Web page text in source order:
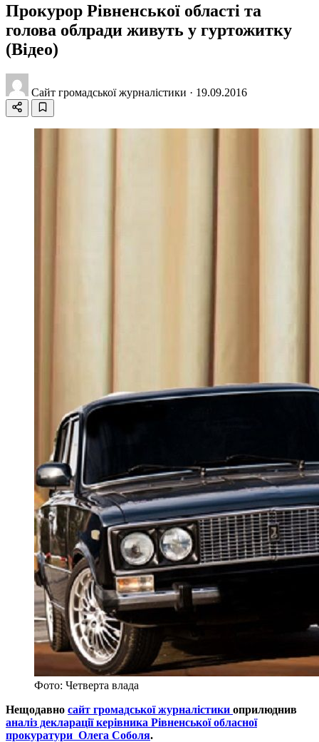
Прокурор Рівненської області та
голова облради живуть у гуртожитку
(Відео)
Сайт громадської журналістики · 19.09.2016
Фото: Четверта влада
Нещодавно сайт громадської журналістики оприлюднив
аналіз декларації керівника Рівненської обласної
прокуратури Олега Соболя.